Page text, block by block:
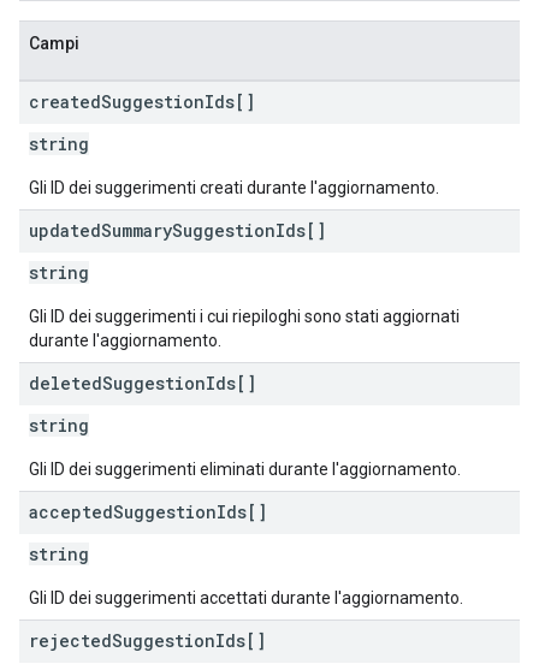
Campi
createdSuggestionIds[]
string
Gli ID dei suggerimenti creati durante l'aggiornamento.
updatedSummarySuggestionIds[]
string
Gli ID dei suggerimenti i cui riepiloghi sono stati aggiornati
durante l'aggiornamento.
deletedSuggestionIds[]
string
Gli ID dei suggerimenti eliminati durante l'aggiornamento.
acceptedSuggestionIds[]
string
Gli ID dei suggerimenti accettati durante l'aggiornamento.
rejectedSuggestionIds[]